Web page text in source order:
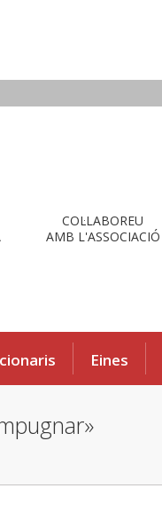
COL·LABOREU
AMB L'ASSOCIACIÓ
Eines